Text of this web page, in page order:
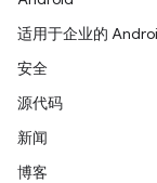
适用于企业的
安全
源代码
新闻
博客